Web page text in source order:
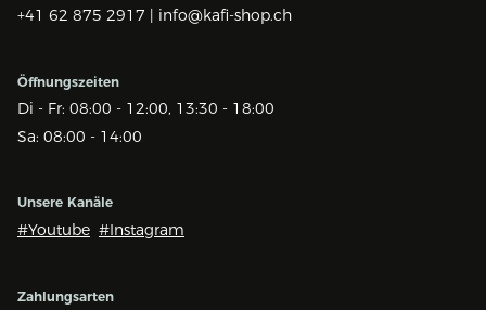
+41 62 875 2917 | info@kafi-shop.ch
Öffnungszeiten
Di - Fr: 08:00 - 12:00, 13:30 - 18:00
Sa: 08:00 - 14:00
Unsere Kanäle
#Youtube #Instagram
Zahlungsarten